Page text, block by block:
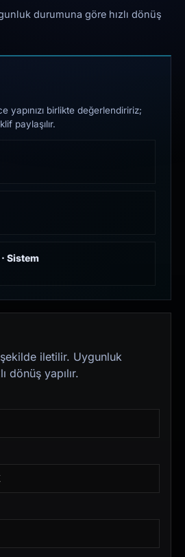
durumuna göre hızlı dönüş
yapınızı birlikte değerlendiririz;
paylaşılır.
Sistem
iletilir. Uygunluk
dönüş yapılır.